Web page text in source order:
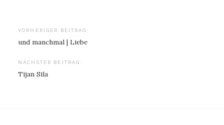
Beitragsnavigation
VORHERIGER BEITRAG:
und manchmal | Liebe
NÄCHSTER BEITRAG:
Tijan Sila